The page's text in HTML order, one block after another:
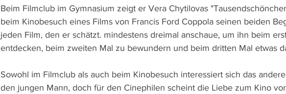
Beim Filmclub im Gymnasium zeigt er Vera Chytilovas
beim Kinobesuch eines Films von Francis Ford Coppola seinen beiden
jeden Film, den er schätzt. mindestens dreimal anschaue, um ihn beim
entdecken, beim zweiten Mal zu bewundern und beim dritten Mal etwas
Sowohl im Filmclub als auch beim Kinobesuch interessiert sich das
den jungen Mann, doch für den Cinephilen scheint die Liebe zum Kino